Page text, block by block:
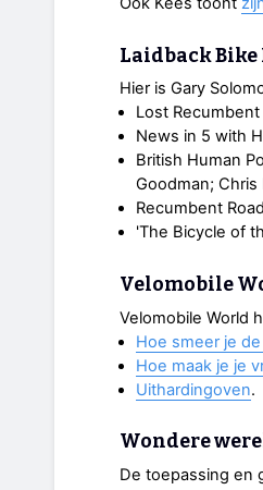
Laidback Bike
Hier is Gary
Lost
News in 5 with
British Human
Goodman;
Recumbent
'The Bicycle of
Velomobile
Velomobile World
Hoe smeer je
Hoe maak je je
Uithardingoven.
Wondere
De toepassing en